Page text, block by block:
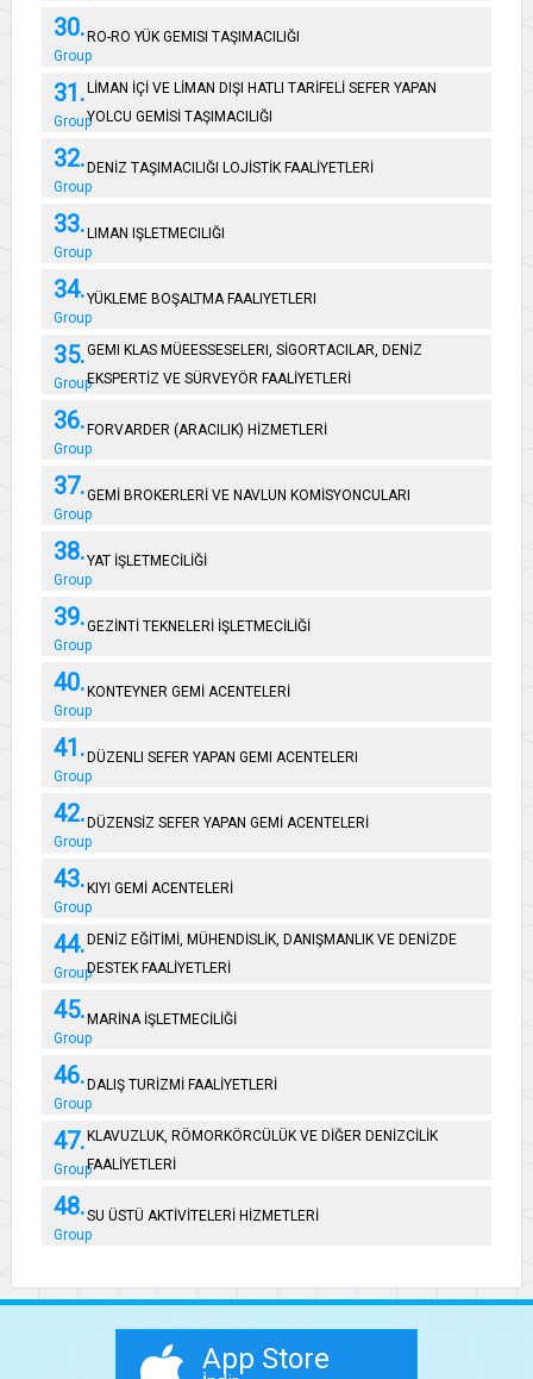
30.
Group
RO-RO YÜK GEMISI TAŞIMACILIĞI
31.
Group
LİMAN İÇİ VE LİMAN DIŞI HATLI TARİFELİ SEFER YAPAN
YOLCU GEMİSİ TAŞIMACILIĞI
32.
Group
DENİZ TAŞIMACILIĞI LOJİSTİK FAALİYETLERİ
33.
Group
LIMAN IŞLETMECILIĞI
34.
Group
YÜKLEME BOŞALTMA FAALIYETLERI
35.
Group
GEMI KLAS MÜEESSESELERI, SİGORTACILAR, DENİZ
EKSPERTİZ VE SÜRVEYÖR FAALİYETLERİ
36.
Group
FORVARDER (ARACILIK) HİZMETLERİ
37.
Group
GEMİ BROKERLERİ VE NAVLUN KOMİSYONCULARI
38.
Group
YAT İŞLETMECİLİĞİ
39.
Group
GEZİNTİ TEKNELERİ İŞLETMECİLİĞİ
40.
Group
KONTEYNER GEMİ ACENTELERİ
41.
Group
DÜZENLI SEFER YAPAN GEMI ACENTELERI
42.
Group
DÜZENSİZ SEFER YAPAN GEMİ ACENTELERİ
43.
Group
KIYI GEMİ ACENTELERİ
44.
Group
DENİZ EĞİTİMİ, MÜHENDİSLİK, DANIŞMANLIK VE DENİZDE
DESTEK FAALİYETLERİ
45.
Group
MARİNA İŞLETMECİLİĞİ
46.
Group
DALIŞ TURİZMİ FAALİYETLERİ
47.
Group
KLAVUZLUK, RÖMORKÖRCÜLÜK VE DİĞER DENİZCİLİK
FAALİYETLERİ
48.
Group
SU ÜSTÜ AKTİVİTELERİ HİZMETLERİ
App Store